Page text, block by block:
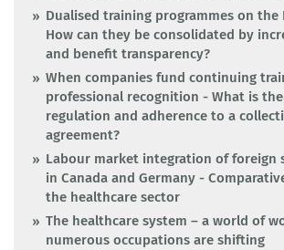
Dualised training programmes on the
How can they be consolidated by
and benefit transparency?
When companies fund continuing
professional recognition - What is
regulation and adherence to a
agreement?
Labour market integration of foreign
in Canada and Germany -
the healthcare sector
The healthcare system – a world of
numerous occupations are shifting